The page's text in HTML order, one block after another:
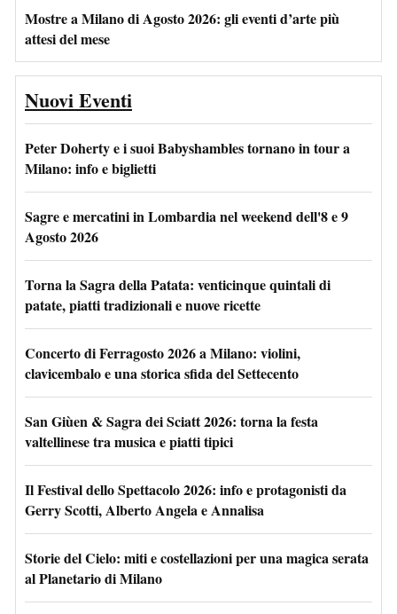
Mostre a Milano di Agosto 2026: gli eventi d’arte più
attesi del mese
Nuovi Eventi
Peter Doherty e i suoi Babyshambles tornano in tour a
Milano: info e biglietti
Sagre e mercatini in Lombardia nel weekend dell'8 e 9
Agosto 2026
Torna la Sagra della Patata: venticinque quintali di
patate, piatti tradizionali e nuove ricette
Concerto di Ferragosto 2026 a Milano: violini,
clavicembalo e una storica sfida del Settecento
San Giùen & Sagra dei Sciatt 2026: torna la festa
valtellinese tra musica e piatti tipici
Il Festival dello Spettacolo 2026: info e protagonisti da
Gerry Scotti, Alberto Angela e Annalisa
Storie del Cielo: miti e costellazioni per una magica serata
al Planetario di Milano